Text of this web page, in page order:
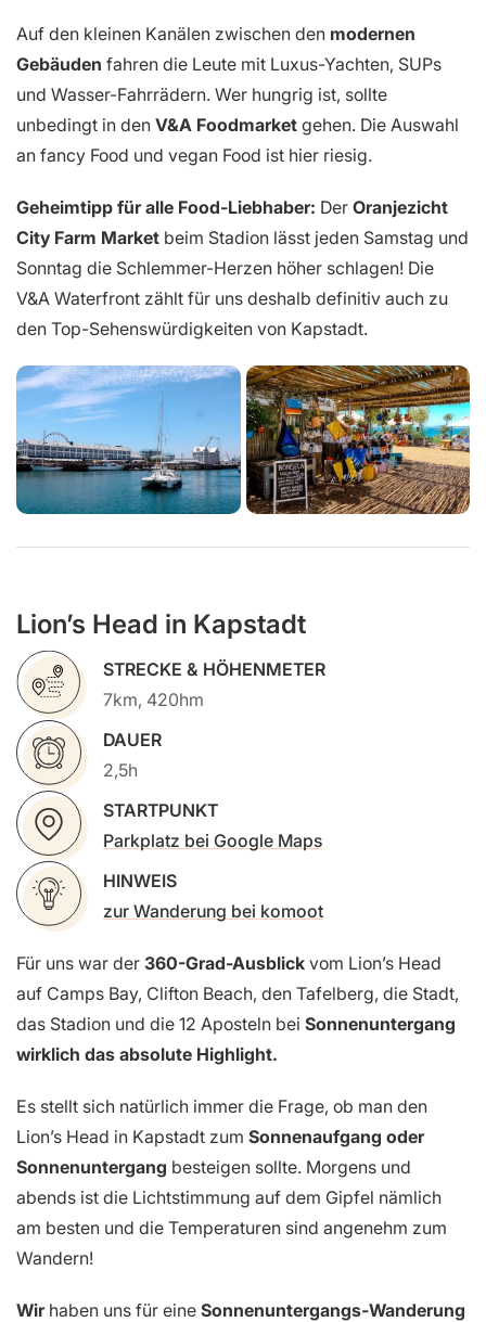
Auf den kleinen Kanälen zwischen den modernen
Gebäuden fahren die Leute mit Luxus-Yachten, SUPs
und Wasser-Fahrrädern. Wer hungrig ist, sollte
unbedingt in den V&A Foodmarket gehen. Die Auswahl
an fancy Food und vegan Food ist hier riesig.
Geheimtipp für alle Food-Liebhaber: Der Oranjezicht
City Farm Market beim Stadion lässt jeden Samstag und
Sonntag die Schlemmer-Herzen höher schlagen! Die
V&A Waterfront zählt für uns deshalb definitiv auch zu
den Top-Sehenswürdigkeiten von Kapstadt.
Lion’s Head in Kapstadt
STRECKE & HÖHENMETER
7km, 420hm
DAUER
2,5h
STARTPUNKT
Parkplatz bei Google Maps
HINWEIS
zur Wanderung bei komoot
Für uns war der 360-Grad-Ausblick vom Lion’s Head
auf Camps Bay, Clifton Beach, den Tafelberg, die Stadt,
das Stadion und die 12 Aposteln bei Sonnenuntergang
wirklich das absolute Highlight.
Es stellt sich natürlich immer die Frage, ob man den
Lion’s Head in Kapstadt zum Sonnenaufgang oder
Sonnenuntergang besteigen sollte. Morgens und
abends ist die Lichtstimmung auf dem Gipfel nämlich
am besten und die Temperaturen sind angenehm zum
Wandern!
Wirhaben uns für eine Sonnenuntergangs-Wanderung